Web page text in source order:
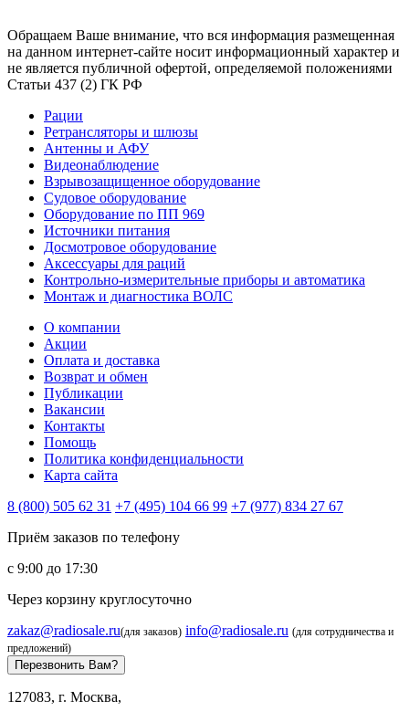
Обращаем Ваше внимание, что вся информация размещенная
на данном интернет-сайте носит информационный характер и
не является публичной офертой, определяемой положениями
Статьи 437 (2) ГК РФ
Рации
Ретрансляторы и шлюзы
Антенны и АФУ
Видеонаблюдение
Взрывозащищенное оборудование
Судовое оборудование
Оборудование по ПП 969
Источники питания
Досмотровое оборудование
Аксессуары для раций
Контрольно-измерительные приборы и автоматика
Монтаж и диагностика ВОЛС
О компании
Акции
Оплата и доставка
Возврат и обмен
Публикации
Вакансии
Контакты
Помощь
Политика конфиденциальности
Карта сайта
8 (800) 505 62 31 +7 (495) 104 66 99 +7 (977) 834 27 67
Приём заказов по телефону
с 9:00 до 17:30
Через корзину круглосуточно
zakaz@radiosale.ru(для заказов) info@radiosale.ru (для сотрудничества и
предложений)
Перезвонить Вам?
127083, г. Москва,